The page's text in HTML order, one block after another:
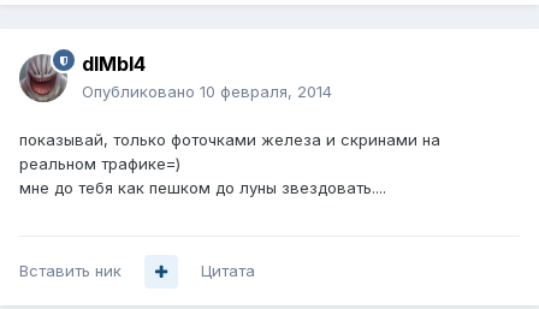
dIMbI4
Опубликовано 10 февраля, 2014
показывай, только фоточками железа и скринами на
реальном трафике=)
мне до тебя как пешком до луны звездовать....
Вставить ник Цитата